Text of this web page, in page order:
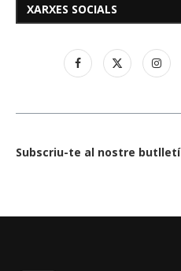
XARXES SOCIALS
Subscriu-te al nostre butlletí